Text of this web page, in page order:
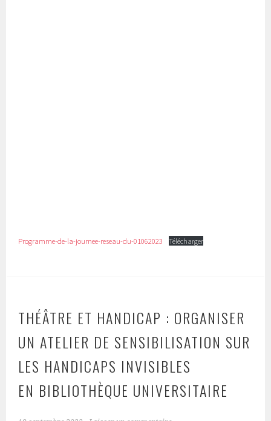
Programme-de-la-journee-reseau-du-01062023 Télécharger
THÉÂTRE ET HANDICAP : ORGANISER
UN ATELIER DE SENSIBILISATION SUR
LES HANDICAPS INVISIBLES
EN BIBLIOTHÈQUE UNIVERSITAIRE